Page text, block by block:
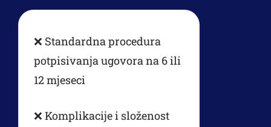
❌ Standardna procedura
potpisivanja ugovora na 6 ili
12 mjeseci
❌ Komplikacije i složenost